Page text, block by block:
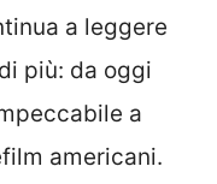
a leggere
più: da oggi
a
americani.